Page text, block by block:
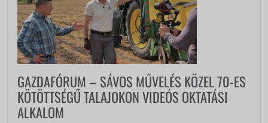
GAZDAFÓRUM – SÁVOS MŰVELÉS KÖZEL 70-ES
KÖTÖTTSÉGŰ TALAJOKON VIDEÓS OKTATÁSI
ALKALOM